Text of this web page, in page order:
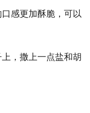
感更加酥脆，可以
，撒上一点盐和胡